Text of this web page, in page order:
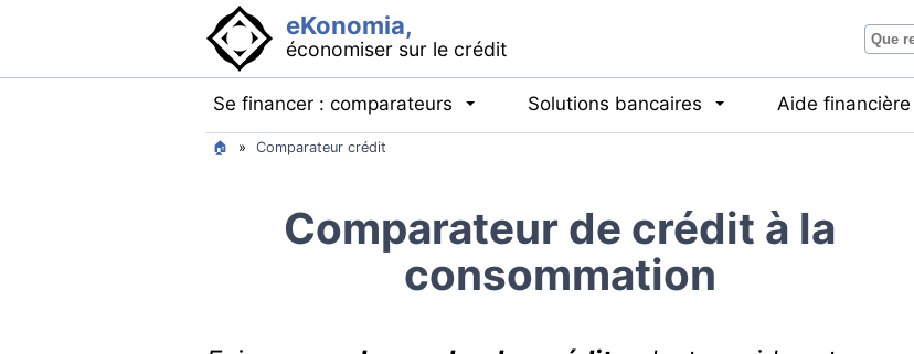
eKonomia,
économiser sur le crédit
Se financer : comparateurs Solutions bancaires Aide financière
🏠 » Comparateur crédit
Comparateur de crédit à la
consommation